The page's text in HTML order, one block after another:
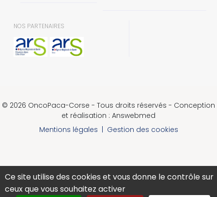
NOS PARTENAIRES
© 2026 OncoPaca-Corse - Tous droits réservés - Conception
et réalisation : Answebmed
Mentions légales
Gestion des cookies
Ce site utilise des cookies et vous donne le contrôle sur
ceux que vous souhaitez activer